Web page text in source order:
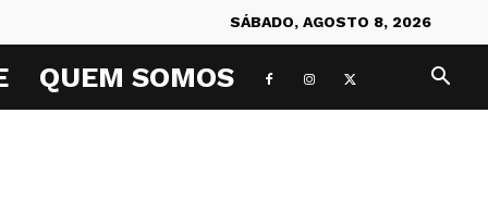
SÁBADO, AGOSTO 8, 2026
QUEM SOMOS